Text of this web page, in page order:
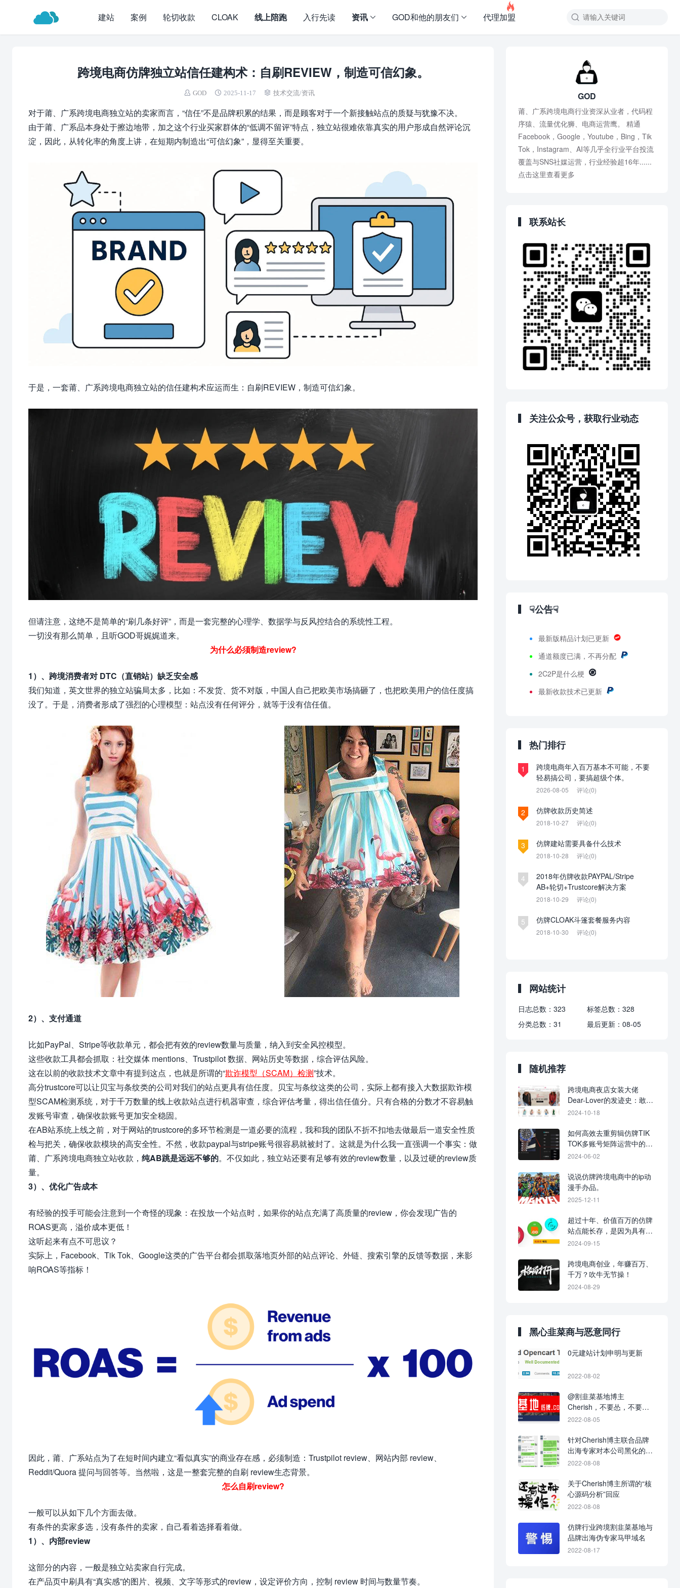
建站 案例 轮切收款 CLOAK 线上陪跑 入行先读 资讯 GOD和他的朋友们 代理加盟

跨境电商仿牌独立站信任建构术：自刷REVIEW，制造可信幻象。
GOD 2025-11-17 技术交流/资讯
对于莆、广系跨境电商独立站的卖家而言，“信任”不是品牌积累的结果，而是顾客对于一个新接触站点的质疑与犹豫不决。
由于莆、广系品本身处于擦边地带，加之这个行业买家群体的“低调不留评”特点，独立站很难依靠真实的用户形成自然评论沉
淀，因此，从转化率的角度上讲，在短期内制造出“可信幻象”，显得至关重要。
于是，一套莆、广系跨境电商独立站的信任建构术应运而生：自刷REVIEW，制造可信幻象。
但请注意，这绝不是简单的“刷几条好评”，而是一套完整的心理学、数据学与反风控结合的系统性工程。
一切没有那么简单，且听GOD哥娓娓道来。
为什么必须制造review?
1）、跨境消费者对 DTC（直销站）缺乏安全感
我们知道，英文世界的独立站骗局太多，比如：不发货、货不对版，中国人自己把欧美市场搞砸了，也把欧美用户的信任度搞
没了。于是，消费者形成了强烈的心理模型：站点没有任何评分，就等于没有信任值。
2）、支付通道
比如PayPal、Stripe等收款单元，都会把有效的review数量与质量，纳入到安全风控模型。
这些收款工具都会抓取：社交媒体 mentions、Trustpilot 数据、网站历史等数据，综合评估风险。
这在以前的收款技术文章中有提到这点，也就是所谓的“欺诈模型（SCAM）检测”技术。
高分trustcore可以让贝宝与条纹类的公司对我们的站点更具有信任度。贝宝与条纹这类的公司，实际上都有接入大数据欺诈模
型SCAM检测系统， 对于千万数量的线上收款站点进行机器审查，综合评估考量，得出信任值分。只有合格的分数才不容易触
发账号审查，确保收款账号更加安全稳固。
在AB站系统上线之前，对于网站的trustcore的多环节检测是一道必要的流程，我和我的团队不折不扣地去做最后一道安全性质
检与把关，确保收款模块的高安全性。不然，收款paypal与stripe账号很容易就被封了。这就是为什么我一直强调一个事实：做
莆、广系跨境电商独立站收款， 纯AB跳是远远不够的。不仅如此，独立站还要有足够有效的review数量，以及过硬的review质
量。
3）、优化广告成本
有经验的投手可能会注意到一个奇怪的现象：在投放一个站点时，如果你的站点充满了高质量的review，你会发现广告的
ROAS更高，溢价成本更低！
这听起来有点不可思议？
实际上，Facebook、Tik Tok、Google这类的广告平台都会抓取落地页外部的站点评论、外链、搜索引擎的反馈等数据，来影
响ROAS等指标！
因此，莆、广系站点为了在短时间内建立“看似真实”的商业存在感，必须制造：Trustpilot review、网站内部 review、
Reddit/Quora 提问与回答等。当然啦，这是一整套完整的自刷 review生态背景。
怎么自刷review?
一般可以从如下几个方面去做。
有条件的卖家多选，没有条件的卖家，自己看着选择看着做。
1）、内部review
这部分的内容，一般是独立站卖家自行完成。
在产品页中刷具有“真实感”的图片、视频、文字等形式的review，设定评价方向，控制 review 时间与数量节奏。
GOD
莆、广系跨境电商行业资深从业者，代码程
序猿、流量优化狮、电商运营鹰。 精通
Facebook，Google，Youtube，Bing，Tik
Tok，Instagram、AI等几乎全行业平台投流
覆盖与SNS社媒运营，行业经验超16年......
点击这里查看更多
联系站长
关注公众号，获取行业动态
☟公告☟
最新版精品计划已更新
通道额度已满，不再分配
2C2P是什么梗
最新收款技术已更新
热门排行
1
跨境电商年入百万基本不可能，不要
轻易搞公司，要搞超级个体。
2026-08-05 评论(0)
2 仿牌收款历史简述
2018-10-27 评论(0)
3 仿牌建站需要具备什么技术
2018-10-28 评论(0)
4
2018年仿牌收款PAYPAL/Stripe
AB+轮切+Trustcore解决方案
2018-10-29 评论(0)
5 仿牌CLOAK斗篷套餐服务内容
2018-10-30 评论(0)
网站统计
日志总数： 323 标签总数： 328
分类总数： 31 最后更新： 08-05
随机推荐
跨境电商夜店女装大佬
Dear-Lover的发迹史：敢为
人先，也曾擦边
2024-10-18
如何高效去重剪辑仿牌TIK
TOK多账号矩阵运营中的视
频
2024-06-02
说说仿牌跨境电商中的ip动
漫手办品。
2025-12-11
超过十年、价值百万的仿牌
站点能长存，是因为具有高
抗投诉性。
2024-09-15
跨境电商创业，年赚百万、
千万？吹牛无节操！
2024-08-29
黑心韭菜商与恶意同行
0元建站计划申明与更新
2022-08-02
@割韭菜基地博主
Cherish，不要怂，不要不
回应，不要当缩头乌龟！
2022-08-05
针对Cherish博主联合品牌
出海专家对本公司黑化的战
争进展图
2022-08-08
关于Cherish博主所谓的“核
心源码分析”回应
2022-08-08
仿牌行业跨境割韭菜基地与
品牌出海伪专家马甲域名
2022-08-17